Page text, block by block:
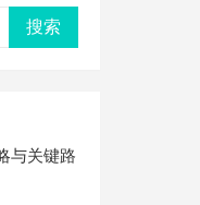
搜索
与关键路